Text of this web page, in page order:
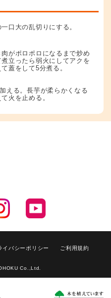
口大の乱切りにする。
がポロポロになるまで炒め
立ったら弱火にしてアクを
蓋をして5分煮る。
える。長芋が柔らかくなる
火を止める。
イバシーポリシー ご利用規約
Co.,Ltd.